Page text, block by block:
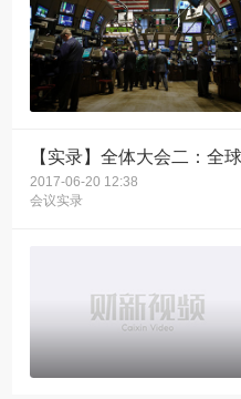
【实录】全体大会二：全
2017-06-20 12:38
会议实录